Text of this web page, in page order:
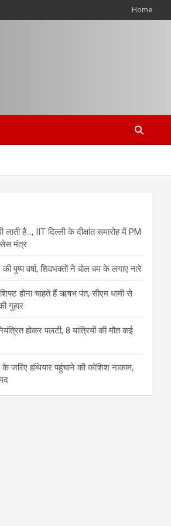
Home
हैं…, IIT दिल्ली के दीक्षांत समारोह में PM
मंत्र
की पुष्प वर्षा, शिवभक्तों ने बोल बम के लगाए नारे
होना चाहते हैं ऋषभ पंत, सीएम धामी से
गुहार
होकर पलटी, 8 यात्रियों की मौत कई
जरिए हथियार पहुंचाने की कोशिश नाकाम,